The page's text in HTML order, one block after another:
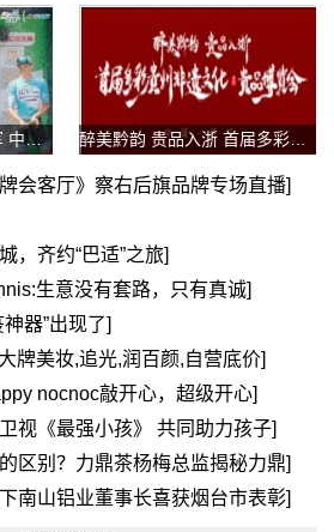
Stage5︱盖特登顶总冠军 中国车手王奎程拿下蓝衫！ 醉美黔韵 贵品入浙 首届多彩贵州非遗文化-贵品博览会
会客厅》察右后旗品牌专场直播]
，齐约“巴适”之旅]
生意没有套路，只有真诚]
器”出现了]
牌美妆,追光,润百颜,自营底价]
nocnoc敲开心，超级开心]
视《最强小孩》 共同助力孩子]
区别？力鼎茶杨梅总监揭秘力鼎]
南山铝业董事长喜获烟台市表彰]